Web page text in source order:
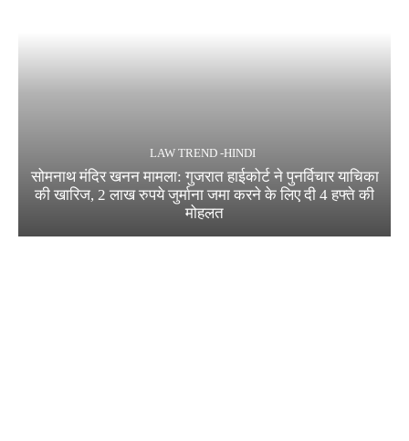
LAW TREND -HINDI
सोमनाथ मंदिर खनन मामला: गुजरात हाईकोर्ट ने पुनर्विचार याचिका
की खारिज, 2 लाख रुपये जुर्माना जमा करने के लिए दी 4 हफ्ते की
मोहलत